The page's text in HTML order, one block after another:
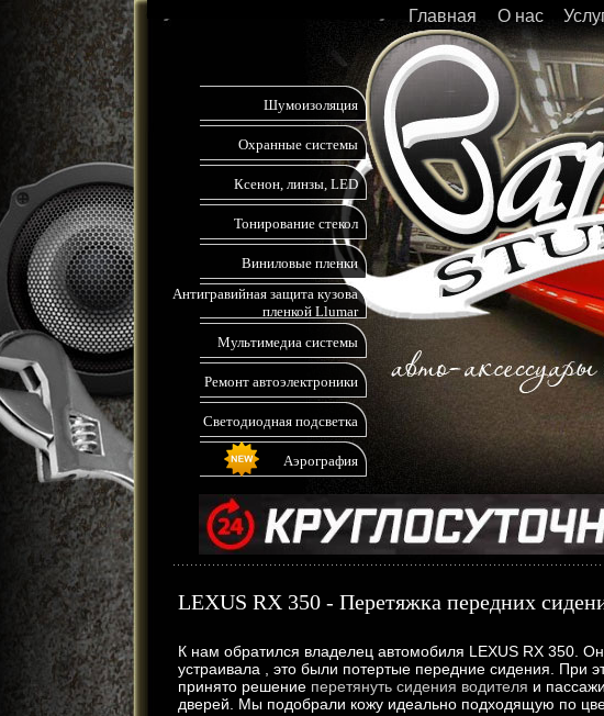
Шумоизоляция
Охранные системы
Ксенон, линзы, LED
Тонирование стекол
Виниловые пленки
Антигравийная защита кузова
пленкой Llumar
Мультимедиа системы
Ремонт автоэлектроники
Светодиодная подсветка
Аэрография
Главная О нас
LEXUS RX 350 - Перетяжка передних
К нам обратился владелец автомобиля LEXUS RX 350.
устраивала , это были потертые передние сидения. При
принято решение перетянуть сидения водителя и
дверей. Мы подобрали кожу идеально подходящую по